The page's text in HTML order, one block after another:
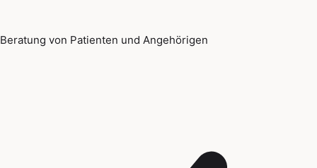
Beratung von Patienten und Angehörigen